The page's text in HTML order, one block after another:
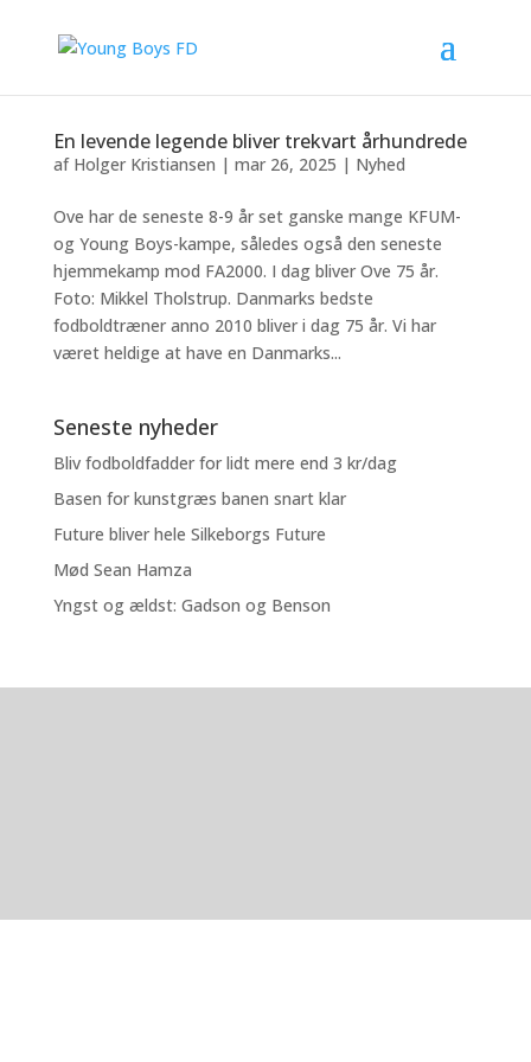
En levende legende bliver trekvart århundrede
af Holger Kristiansen | mar 26, 2025 | Nyhed
Ove har de seneste 8-9 år set ganske mange KFUM-
og Young Boys-kampe, således også den seneste
hjemmekamp mod FA2000. I dag bliver Ove 75 år.
Foto: Mikkel Tholstrup. Danmarks bedste
fodboldtræner anno 2010 bliver i dag 75 år. Vi har
været heldige at have en Danmarks...
Seneste nyheder
Bliv fodboldfadder for lidt mere end 3 kr/dag
Basen for kunstgræs banen snart klar
Future bliver hele Silkeborgs Future
Mød Sean Hamza
Yngst og ældst: Gadson og Benson